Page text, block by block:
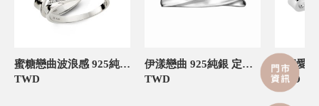
蜜糖戀曲波浪感 925純銀 定情對戒
TWD
伊漾戀曲 925純銀 定情對戒
TWD
TWD